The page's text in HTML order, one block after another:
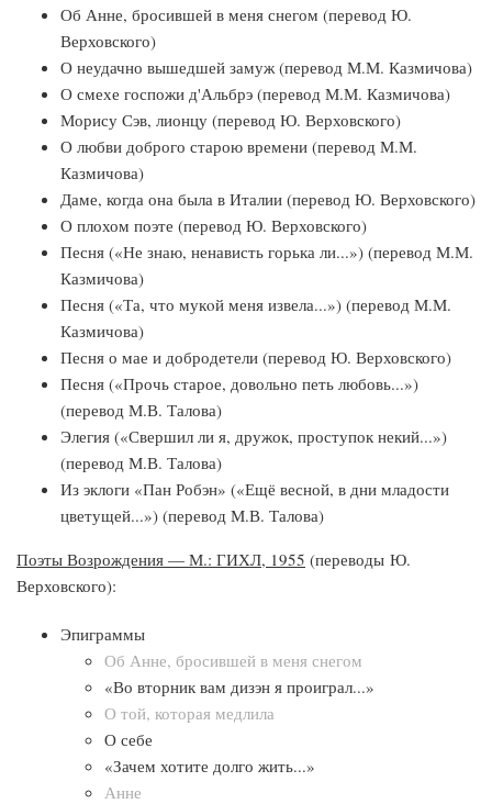
Об Анне, бросившей в меня снегом (перевод Ю.
Верховского)
О неудачно вышедшей замуж (перевод М.М. Казмичова)
О смехе госпожи д'Альбрэ (перевод М.М. Казмичова)
Морису Сэв, лионцу (перевод Ю. Верховского)
О любви доброго старою времени (перевод М.М.
Казмичова)
Даме, когда она была в Италии (перевод Ю. Верховского)
О плохом поэте (перевод Ю. Верховского)
Песня («Не знаю, ненависть горька ли...») (перевод М.М.
Казмичова)
Песня («Та, что мукoй меня извела...») (перевод М.М.
Казмичова)
Песня о мае и добродетели (перевод Ю. Верховского)
Песня («Прочь старое, довольно петь любовь...»)
(перевод М.В. Талова)
Элегия («Свершил ли я, дружок, проступок некий...»)
(перевод М.В. Талова)
Из эклоги «Пан Робэн» («Ещё весной, в дни младости
цветущей...») (перевод М.В. Талова)
Поэты Возрождения — М.: ГИХЛ, 1955 (переводы Ю.
Верховского):
Эпиграммы
Об Анне, бросившей в меня снегом
«Во вторник вам дизэн я проиграл...»
О той, которая медлила
О себе
«Зачем хотите долго жить...»
Анне